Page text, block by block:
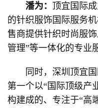
潘为： 顶宜国际
的针织服饰国际服务
售商提供针织时尚服
管理”等一体化的专业
同时，深圳顶宜国
第一个以“国际顶级产
构建成的、专注于“高